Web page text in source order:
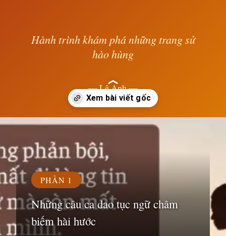
Hành trình khám phá những trang sử
hào hùng
— Lê Anh —
PHẦN 1
Những câu ca dao tục ngữ châm
biếm hài hước